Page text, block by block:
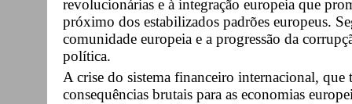
revolucionárias e à integração europeia que
próximo dos estabilizados padrões europeus.
comunidade europeia e a progressão da
política.
A crise do sistema financeiro internacional,
consequências brutais para as economias